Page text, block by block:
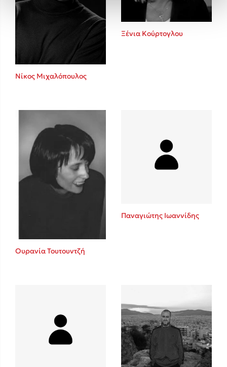
Νίκος Μιχαλόπουλος
Ξένια Κούρτογλου
Ουρανία Τουτουντζή
Παναγιώτης Ιωαννίδης